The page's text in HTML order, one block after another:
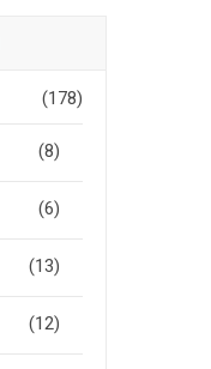
(178)
(8)
(6)
(13)
(12)